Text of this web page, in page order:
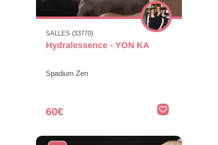
SALLES (33770)
Hydralessence - YON KA
Spadium Zen
60€